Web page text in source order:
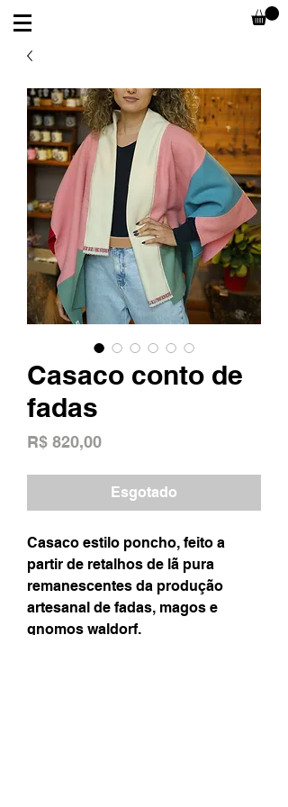
Casaco conto de
fadas
R$ 820,00Preço
Esgotado
Casaco estilo poncho, feito a
partir de retalhos de lã pura
remanescentes da produção
artesanal de fadas, magos e
gnomos waldorf.